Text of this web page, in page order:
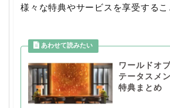
様々な特典やサービスを享受するこ
ワールドオ
テータスメ
特典まとめ